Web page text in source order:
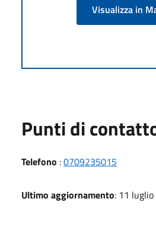
Visualizza in
Punti di
Telefono :0709235015
Ultimo aggiornamento: 11